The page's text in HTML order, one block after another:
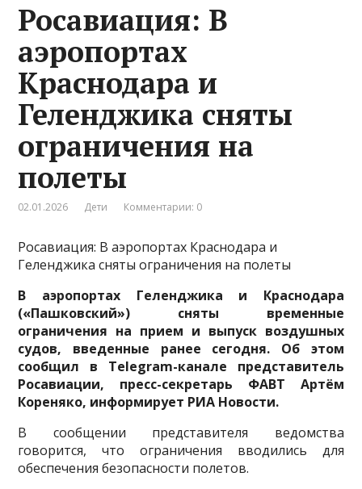
Росавиация: В
аэропортах
Краснодара и
Геленджика сняты
ограничения на
полеты
02.01.2026 Дети Комментарии: 0
Росавиация: В аэропортах Краснодара и
Геленджика сняты ограничения на полеты
В аэропортах Геленджика и Краснодара
(«Пашковский») сняты временные
ограничения на прием и выпуск воздушных
судов, введенные ранее сегодня. Об этом
сообщил в Telegram-канале представитель
Росавиации, пресс-секретарь ФАВТ Артём
Кореняко, информирует РИА Новости.
В сообщении представителя ведомства
говорится, что ограничения вводились для
обеспечения безопасности полетов.